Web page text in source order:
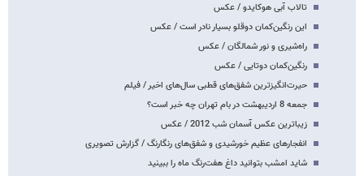
تالاب آبی هوکایدو / عکس
این رنگین‌کمان دوقلو بسیار نادر است / عکس
راه‌شیری و نور شمالگان / عکس
رنگین‌کمان دوتایی / عکس
حیرت‌انگیزترین شفق‌های قطبی سال‌های اخیر / فیلم
جمعه 8 اردیبهشت در بام تهران چه خبر است؟
زیباترین عکس آسمان شب 2012 / عکس
انفجارهای عظیم خورشیدی و شفق‌های رنگارنگ / گزارش تصویری
شاید امشب بتوانید داغ هفت‌رنگ ماه را ببینید